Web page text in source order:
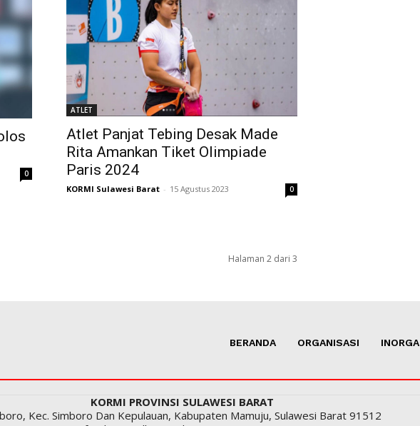
0
ATLET
Atlet Panjat Tebing Desak Made
Rita Amankan Tiket Olimpiade
Paris 2024
KORMI Sulawesi Barat - 15 Agustus 2023 0
Halaman 2 dari 3
BERANDA ORGANISASI INORGA
KORMI PROVINSI SULAWESI BARAT
Kec. Simboro Dan Kepulauan, Kabupaten Mamuju, Sulawesi Barat 91512